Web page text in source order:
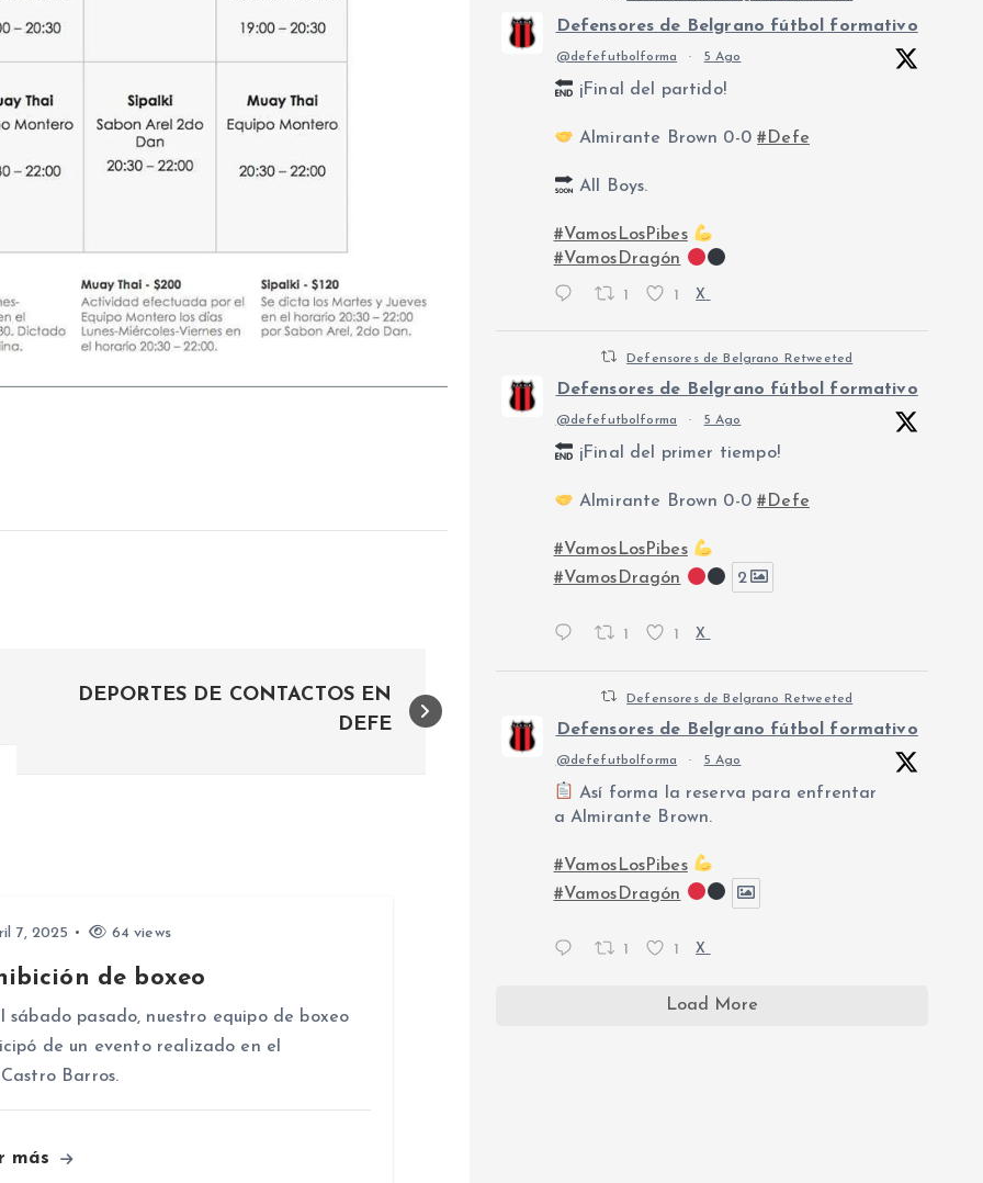
DEPORTES DE CONTACTOS EN
DEFE
7, 2025 64 views
de boxeo
sábado pasado, nuestro equipo de boxeo
de un evento realizado en el
Barros.
más
Defensores de Belgrano fútbol formativo
@defefutbolforma · 5 Ago
¡Final del partido!
Almirante Brown 0-0#Defe
All Boys.
#VamosLosPibes
#VamosDragón
1 1 X
Defensores de Belgrano Retweeted
Defensores de Belgrano fútbol formativo
@defefutbolforma · 5 Ago
¡Final del primer tiempo!
Almirante Brown 0-0#Defe
#VamosLosPibes
#VamosDragón
2
1 1 X
Defensores de Belgrano Retweeted
Defensores de Belgrano fútbol formativo
@defefutbolforma · 5 Ago
Así forma la reserva para enfrentar
a Almirante Brown.
#VamosLosPibes
#VamosDragón
1 1 X
Load More